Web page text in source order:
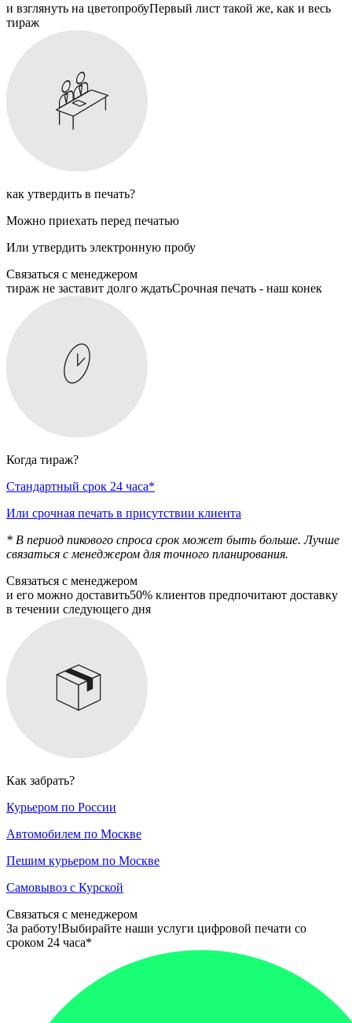
и взглянуть на цветопробуПервый лист такой же, как и весь
тираж
как утвердить в печать?
Можно приехать перед печатью
Или утвердить электронную пробу
Связаться с менеджером
тираж не заставит долго ждатьСрочная печать - наш конек
Когда тираж?
Стандартный срок 24 часа*
Или срочная печать в присутствии клиента
* В период пикового спроса срок может быть больше. Лучше
связаться с менеджером для точного планирования.
Связаться с менеджером
и его можно доставить50% клиентов предпочитают доставку
в течении следующего дня
Как забрать?
Курьером по России
Автомобилем по Москве
Пешим курьером по Москве
Самовывоз с Курской
Связаться с менеджером
За работу!Выбирайте наши услуги цифровой печати со
сроком 24 часа*